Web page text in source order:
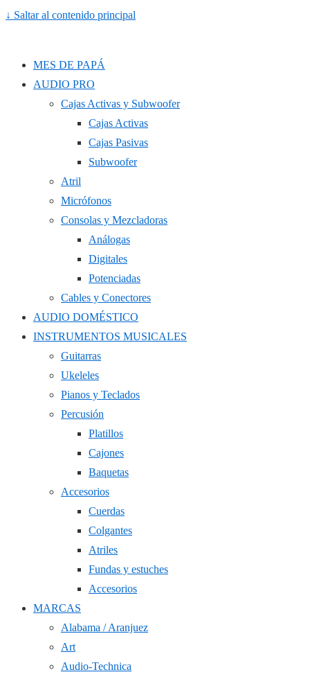
↓ Saltar al contenido principal
MES DE PAPÁ
AUDIO PRO
Cajas Activas y Subwoofer
Cajas Activas
Cajas Pasivas
Subwoofer
Atril
Micrófonos
Consolas y Mezcladoras
Análogas
Digitales
Potenciadas
Cables y Conectores
AUDIO DOMÉSTICO
INSTRUMENTOS MUSICALES
Guitarras
Ukeleles
Pianos y Teclados
Percusión
Platillos
Cajones
Baquetas
Accesorios
Cuerdas
Colgantes
Atriles
Fundas y estuches
Accesorios
MARCAS
Alabama / Aranjuez
Art
Audio-Technica